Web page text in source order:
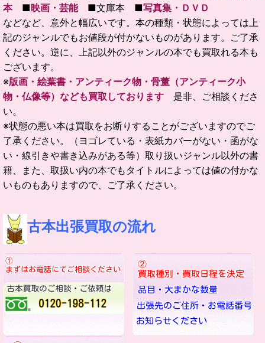
本■映画・芸能■文庫本 ■写真集・ＤＶＤ
などなど、意外と幅広いです。本の種類・状態によっては上
記のジャンルでもお値段が付かないものがあります。ご了承
ください。逆に、上記以外のジャンルの本でも買取れる本も
ございます。
※版画・絵葉書・アンティーク物・骨董（アンティーク小
物・仏像等）なども買取しております 是非、ご相談くださ
い。
※状態の悪い本は買取をお断りすることがございますのでご
了承ください。（ヨゴレている・表紙カバーがない・函がな
い・線引きや書き込みがある等）取り扱いジャンル以外の書
籍、また、取扱い内の本でもタイトルによっては値の付かな
いものもありますので、ご了承ください。
古本出張買取の流れ